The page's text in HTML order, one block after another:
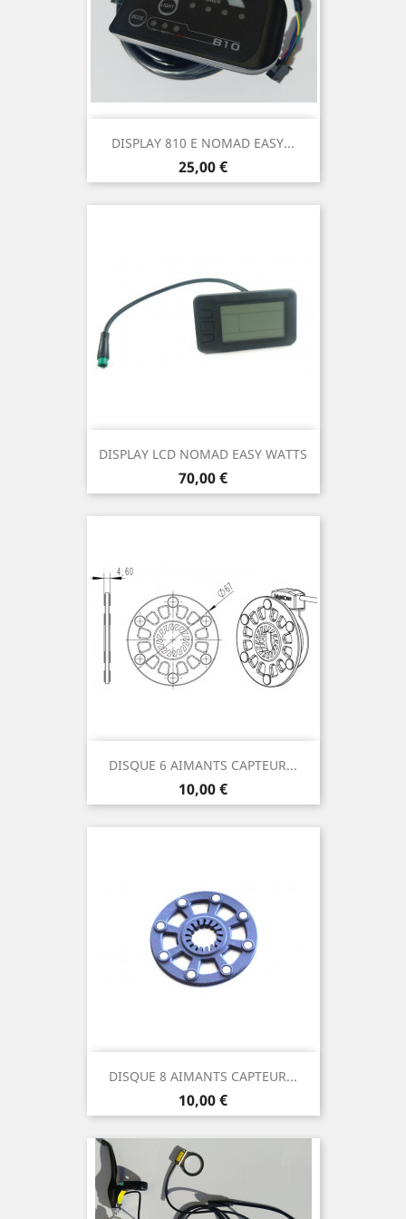
DISPLAY 810 E NOMAD EASY...
Prix
25,00 €
DISPLAY LCD NOMAD EASY WATTS
Prix
70,00 €
DISQUE 6 AIMANTS CAPTEUR...
Prix
10,00 €
DISQUE 8 AIMANTS CAPTEUR...
Prix
10,00 €